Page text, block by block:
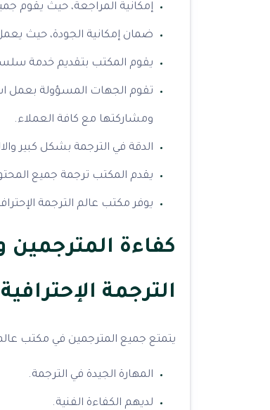
إمكانية المراجعة، حيث يقوم
ضمان إمكانية الجودة، حيث
يقوم المكتب بتقديم خدمة
تقوم الجهات المسؤولة بعمل
ومشاركتها مع كافة العملاء.
الدقة في الترجمة بشكل كبير
يقدم المكتب ترجمة جميع
يوفر مكتب عالم الترجمة
كفاءة
الترجمة الإحترافية
يتمتع جميع المترجمين في مكتب عالم
المهارة الجيدة في الترجمة.
لديهم الكفاءة الفنية.